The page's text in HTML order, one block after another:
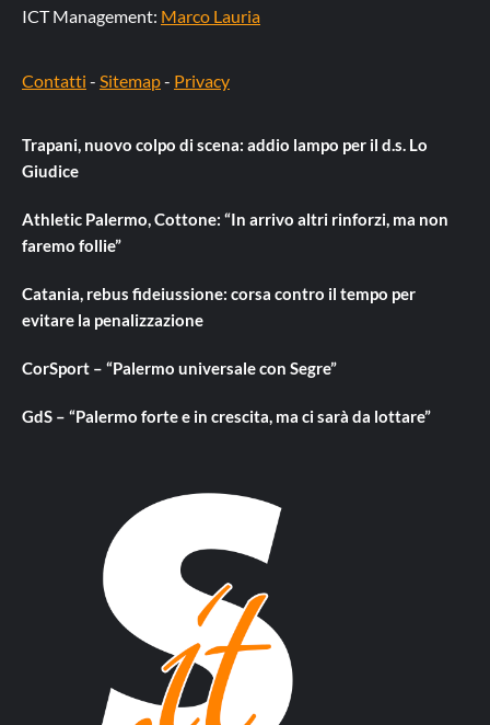
ICT Management: Marco Lauria
Contatti - Sitemap- Privacy
Trapani, nuovo colpo di scena: addio lampo per il d.s. Lo
Giudice
Athletic Palermo, Cottone: “In arrivo altri rinforzi, ma non
faremo follie”
Catania, rebus fideiussione: corsa contro il tempo per
evitare la penalizzazione
CorSport – “Palermo universale con Segre”
GdS – “Palermo forte e in crescita, ma ci sarà da lottare”